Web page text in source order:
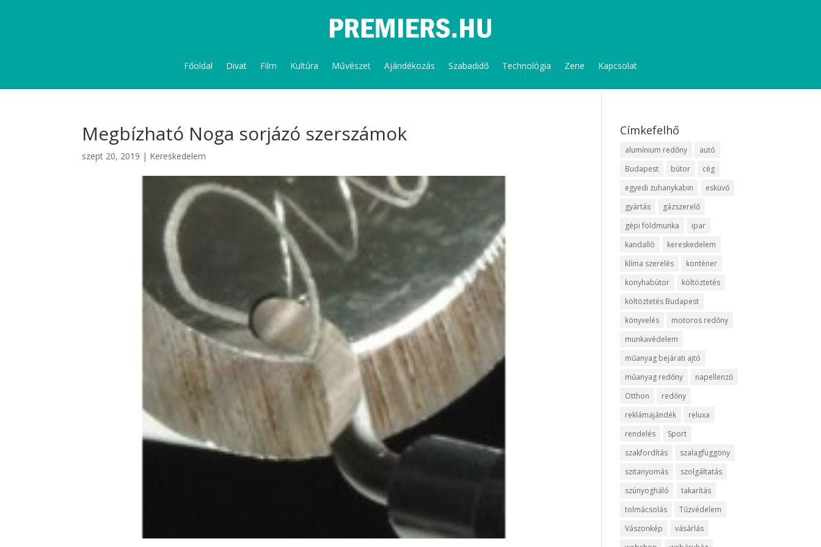
Főoldal Divat Film Kultúra Művészet Ajándékozás Szabadidő Technológia Zene Kapcsolat
Megbízható Noga sorjázó szerszámok
szept 20, 2019 | Kereskedelem
Címkefelhő
alumínium redőny
autó
Budapest
bútor
cég
egyedi zuhanykabin
esküvő
gyártás
gázszerelő
gépi földmunka
ipar
kandalló
kereskedelem
klíma szerelés
konténer
konyhabútor
költöztetés
költöztetés Budapest
könyvelés
motoros redőny
munkavédelem
műanyag bejárati ajtó
műanyag redőny
napellenző
Otthon
redőny
reklámajándék
reluxa
rendelés
Sport
szakfordítás
szalagfüggöny
szitanyomás
szolgáltatás
szúnyogháló
takarítás
tolmácsolás
Tűzvédelem
Vászonkép
vásárlás